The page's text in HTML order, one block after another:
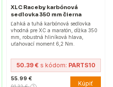
XLC Raceby karbónová
sedlovka 350 mm čierna
Ľahká a tuhá karbónová sedlovka
vhodná pre XC a maratón, dĺžka 350
mm, robustná hliníková hlava,
uťahovací moment 6,2 Nm.
50.39 € s kódom: PARTS10
55.99 €
Kúpiť